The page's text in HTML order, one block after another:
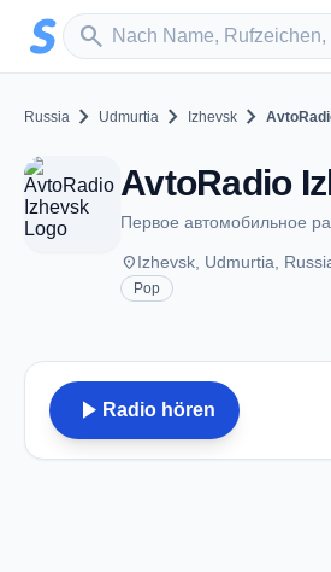
Zum Hauptinhalt springen
search
Sender suchen
Russia chevron_right Udmurtia chevron_right Izhevsk chevron_right
Первое автомобильное
placeIzhevsk, Udmurtia,
Pop
play_arrow Radio hören